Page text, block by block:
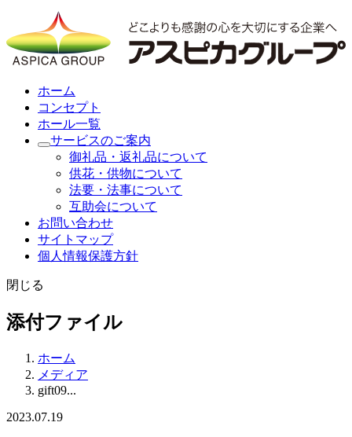
ホーム
コンセプト
ホール一覧
サービスのご案内
御礼品・返礼品について
供花・供物について
法要・法事について
互助会について
お問い合わせ
サイトマップ
個人情報保護方針
閉じる
添付ファイル
ホーム
メディア
gift09...
2023.07.19